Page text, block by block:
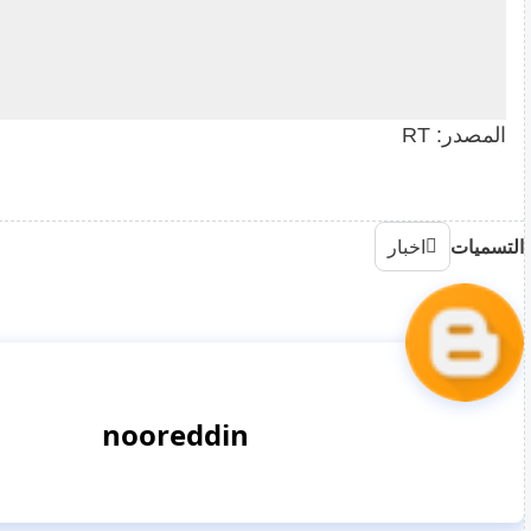
الباليستية، من بينها "حاج قاسم" و"عماد" و"ذو الفقار"
ويأتي ذلك في وقت تجري فيه إيران مفاوضات مع
النووي، تفاديا لصدام عسكري بين الطرفين، وسط
المصدر: RT
التسميات اخبار
nooreddin